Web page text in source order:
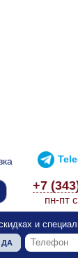
+7
пн-пт
и